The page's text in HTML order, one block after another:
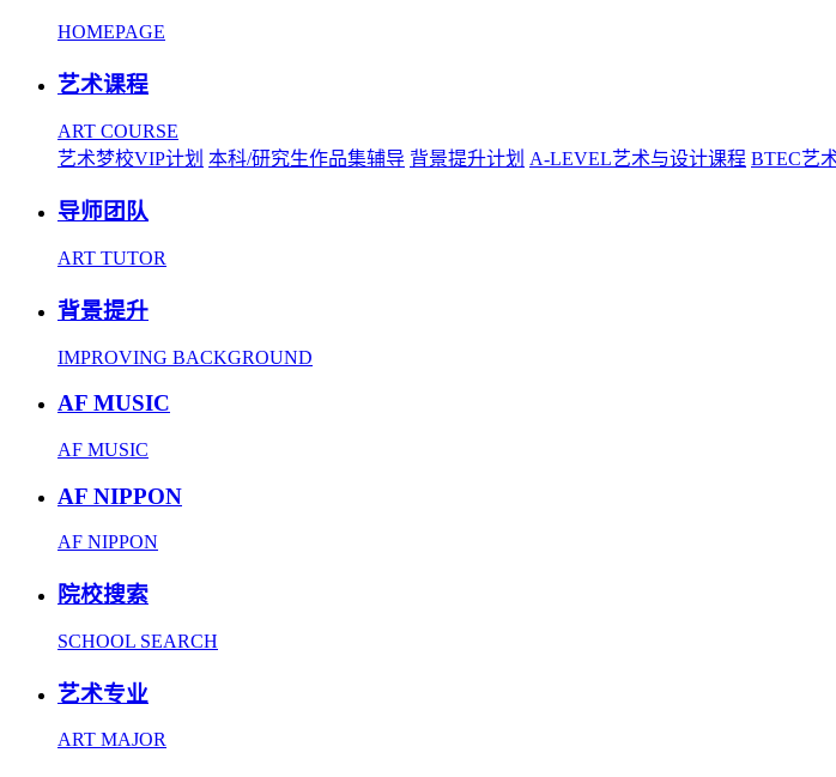
HOMEPAGE
艺术课程
ART COURSE
艺术梦校VIP计划 本科/研究生作品集辅导 背景提升计划 A-LEVEL艺术与设计课程 BTEC艺
导师团队
ART TUTOR
背景提升
IMPROVING BACKGROUND
AF MUSIC
AF MUSIC
AF NIPPON
AF NIPPON
院校搜索
SCHOOL SEARCH
艺术专业
ART MAJOR